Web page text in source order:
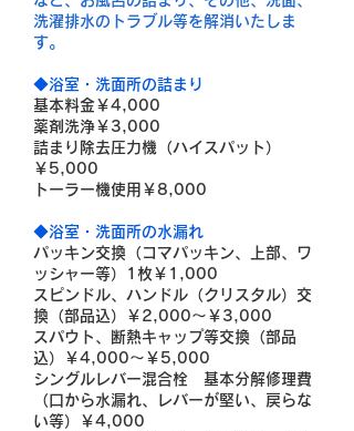
洗濯排水のトラブル等を解消いたしま
す。
◆浴室・洗面所の詰まり
基本料金￥4,000
薬剤洗浄￥3,000
詰まり除去圧力機（ハイスパット）
￥5,000
トーラー機使用￥8,000
◆浴室・洗面所の水漏れ
パッキン交換（コマパッキン、上部、ワ
ッシャー等）1枚￥1,000
スピンドル、ハンドル（クリスタル）交
換（部品込）￥2,000～￥3,000
スパウト、断熱キャップ等交換（部品
込）￥4,000～￥5,000
シングルレバー混合栓 基本分解修理費
（口から水漏れ、レバーが堅い、戻らな
い等）￥4,000